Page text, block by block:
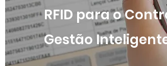
RFID para o
Gestão